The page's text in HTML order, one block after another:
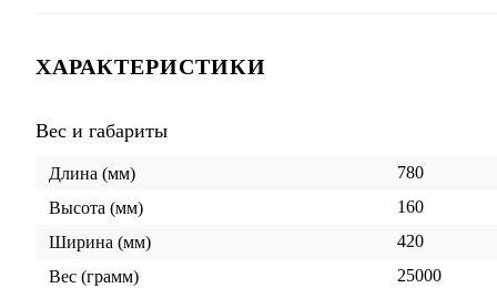
ХАРАКТЕРИСТИКИ
Вес и габариты
Длина (мм)
780
Высота (мм)
160
Ширина (мм)
420
Вес (грамм)
25000